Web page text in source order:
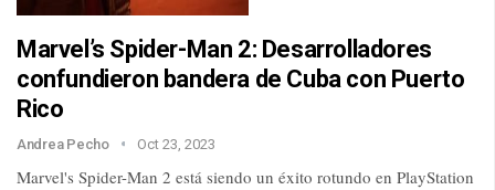
Marvel’s Spider-Man 2: Desarrolladores
confundieron bandera de Cuba con Puerto
Rico
Andrea Pecho Oct 23, 2023
Marvel's Spider-Man 2 está siendo un éxito rotundo en PlayStation